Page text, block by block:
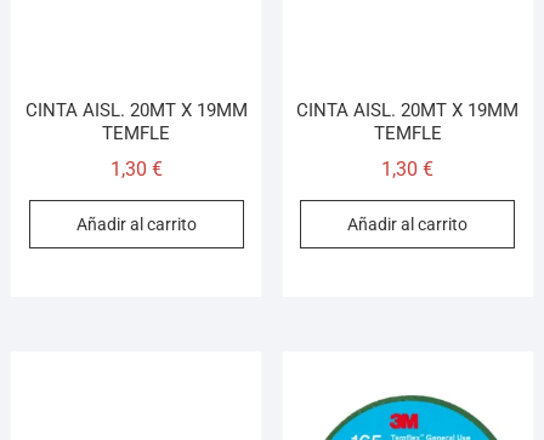
CINTA AISL. 20MT X 19MM
TEMFLE
1,30 €
Añadir al carrito
CINTA AISL. 20MT X 19MM
TEMFLE
1,30€
Añadir al carrito